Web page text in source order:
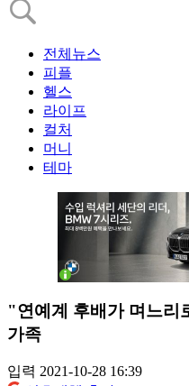
전체뉴스
피플
헬스
라이프
컬처
머니
테마
"연예계 후배가 며느
가족
입력 2021-10-28 16:39